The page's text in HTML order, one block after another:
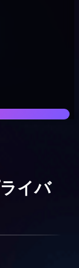
イバ